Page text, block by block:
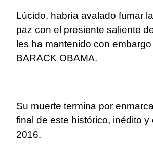
Lúcido, habría avalado fumar
paz con el presiente saliente
les ha mantenido con
BARACK OBAMA.
Su muerte termina por
final de este histórico, inédito y
2016.